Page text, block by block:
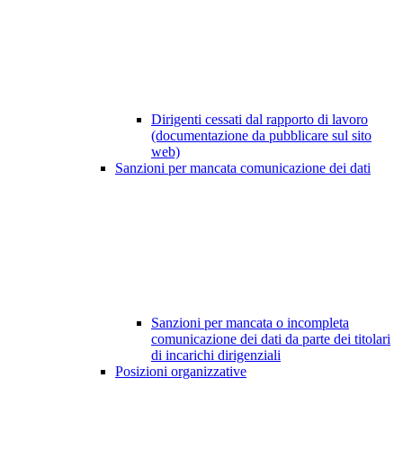
Dirigenti cessati dal rapporto di lavoro
(documentazione da pubblicare sul sito
web)
Sanzioni per mancata comunicazione dei dati
Sanzioni per mancata o incompleta
comunicazione dei dati da parte dei titolari
di incarichi dirigenziali
Posizioni organizzative